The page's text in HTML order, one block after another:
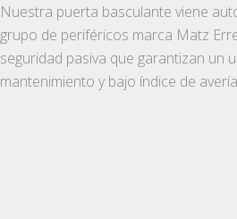
Nuestra puerta basculante viene
grupo de periféricos marca Matz
seguridad pasiva que garantizan un
mantenimiento y bajo índice de